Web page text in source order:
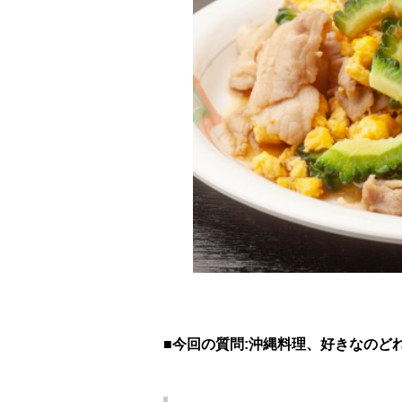
■今回の質問:沖縄料理、好きなのど